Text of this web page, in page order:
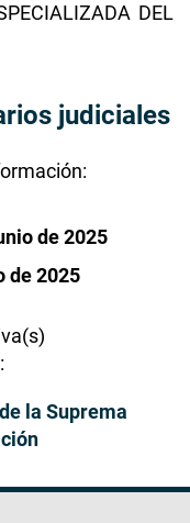
DEL
judiciales
de 2025
de 2025
la Suprema